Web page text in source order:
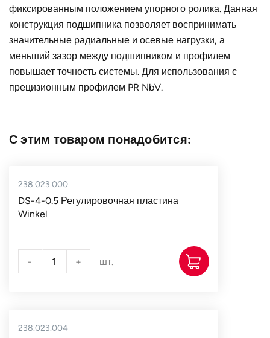
Ширина без
цапфы h, мм
30,5
Страна Германия
фиксированным положением упорного ролика. Данная
конструкция подшипника позволяет воспринимать
значительные радиальные и осевые нагрузки, а
меньший зазор между подшипником и профилем
повышает точность системы. Для использования с
прецизионным профилем PR NbV.
С этим товаром понадобится:
238.023.000
DS-4-0.5 Регулировочная пластина
Winkel
- + шт.
238.023.004